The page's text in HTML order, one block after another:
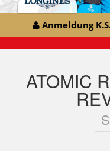
Anmeldung
ATOMIC